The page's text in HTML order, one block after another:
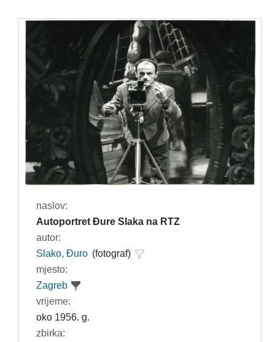
naslov:
Autoportret Đure Slaka na RTZ
autor:
Slako, Đuro (fotograf)
mjesto:
Zagreb
vrijeme:
oko 1956. g.
zbirka: